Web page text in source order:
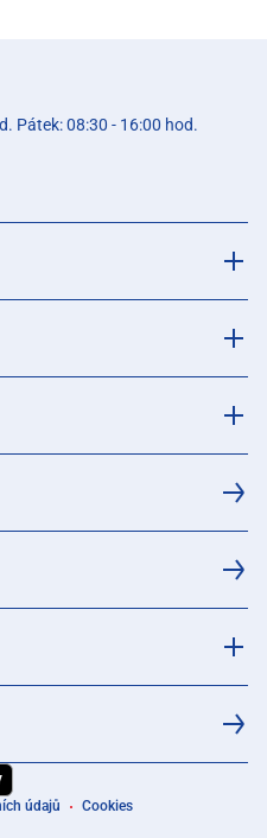
Pátek: 08:30 - 16:00 hod.
údajů
Cookies